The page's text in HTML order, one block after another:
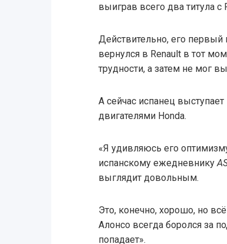
выиграв всего два титула с
Действительно, его
вернулся в Renault в тот
трудности, а затем не мог
А сейчас испанец
двигателями Honda.
«Я удивляюсь его
испанскому ежедневнику
выглядит довольным.
Это, конечно, хорошо, но
Алонсо всегда боролся за
попадает».